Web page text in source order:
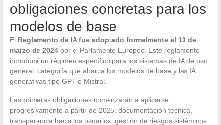
obligaciones concretas para los
modelos de base
El Reglamento de IA fue adoptado formalmente el 13 de
marzo de 2024por el Parlamento Europeo. Este reglamento
introduce un régimen específico para los sistemas de IA de uso
general, categoría que abarca los modelos de base y las IA
generativas tipo GPT o Mistral.
Las primeras obligaciones comenzarán a aplicarse
progresivamente a partir de 2025: documentación técnica,
transparencia hacia los usuarios, gestión de riesgos sistémicos